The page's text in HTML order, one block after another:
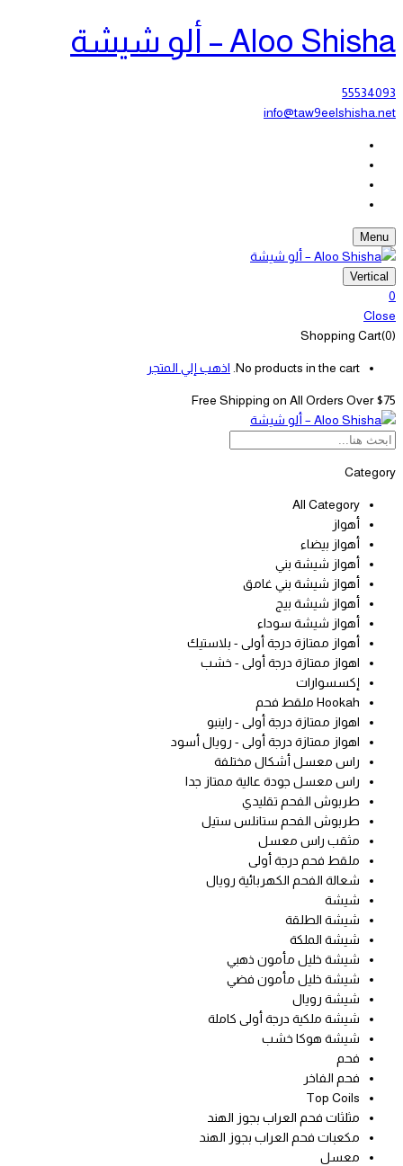
Aloo Shisha – ألو شيشة
55534093
info@taw9eelshisha.net
Menu
Vertical
0
Close
Shopping Cart(0)
No products in the cart. اذهب إلي المتجر
Free Shipping on All Orders Over $75
Category
All Category
أهواز
أهواز بيضاء
أهواز شيشة بني
أهواز شيشة بني غامق
أهواز شيشة بيج
أهواز شيشة سوداء
أهواز ممتازة درجة أولى - بلاستيك
اهواز ممتازة درجة أولى - خشب
إكسسوارات
Hookah ملقط فحم
اهواز ممتازة درجة أولى - راينبو
اهواز ممتازة درجة أولى - رويال أسود
راس معسل أشكال مختلفة
راس معسل جودة عالية ممتاز جدا
طربوش الفحم تقليدي
طربوش الفحم ستانلس ستيل
مثقب راس معسل
ملقط فحم درجة أولى
شعالة الفحم الكهربائية رويال
شيشة
شيشة الطلقة
شيشة الملكة
شيشة خليل مأمون ذهبي
شيشة خليل مأمون فضي
شيشة رويال
شيشة ملكية درجة أولى كاملة
شيشة هوكا خشب
فحم
فحم الفاخر
Top Coils
مثلثات فحم العراب بجوز الهند
مكعبات فحم العراب بجوز الهند
معسل